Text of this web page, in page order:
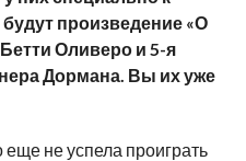
будут произведение «О
Оливеро и 5-я
Дормана. Вы их уже
не успела проиграть